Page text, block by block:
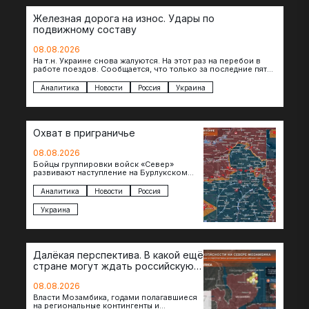
Железная дорога на износ. Удары по
подвижному составу
08.08.2026
На т.н. Украине снова жалуются. На этот раз на перебои в
работе поездов. Сообщается, что только за последние пять
Аналитика Новости Россия Украина
Охват в приграничье
08.08.2026
Бойцы группировки войск «Север»
развивают наступление на Бурлукском
теснят противника сразу на нескольких
участках, создавая угрозу охвата…
Аналитика Новости Россия
Украина
Далёкая перспектива. В какой ещё
стране могут ждать российскую
08.08.2026
Власти Мозамбика, годами полагавшиеся
на региональные контингенты и